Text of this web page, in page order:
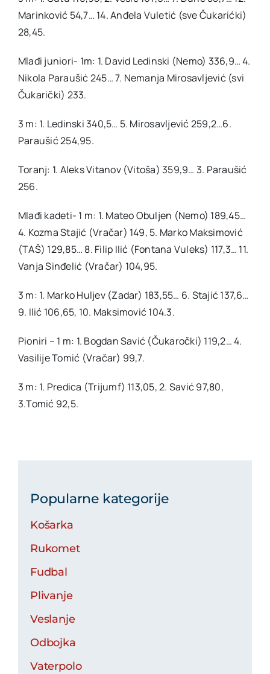
Marinković 54,7… 14. Anđela Vuletić (sve Čukarićki)
28,45.
Mlađi juniori- 1m: 1. David Ledinski (Nemo) 336,9… 4.
Nikola Paraušić 245… 7. Nemanja Mirosavljević (svi
Čukarički) 233.
3 m: 1. Ledinski 340,5… 5. Mirosavljević 259,2…6.
Paraušić 254,95.
Toranj: 1. Aleks Vitanov (Vitoša) 359,9… 3. Paraušić
256.
Mlađi kadeti- 1 m: 1. Mateo Obuljen (Nemo) 189,45…
4. Kozma Stajić (Vračar) 149, 5. Marko Maksimović
(TAŠ) 129,85… 8. Filip Ilić (Fontana Vuleks) 117,3… 11.
Vanja Sinđelić (Vračar) 104,95.
3 m: 1. Marko Huljev (Zadar) 183,55… 6. Stajić 137,6…
9. Ilić 106,65, 10. Maksimović 104.3.
Pioniri – 1 m: 1. Bogdan Savić (Čukaročki) 119,2… 4.
Vasilije Tomić (Vračar) 99,7.
3 m: 1. Predica (Trijumf) 113,05, 2. Savić 97,80,
3.Tomić 92,5.
Popularne kategorije
Košarka
Rukomet
Fudbal
Plivanje
Veslanje
Odbojka
Vaterpolo